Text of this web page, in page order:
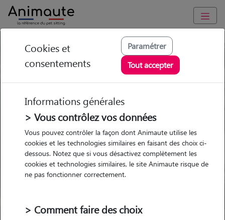
Trouvez votre gardien idéal !
Garde
chez le Pet Sitter
Garde
chez le Pet Sitter Visites
Visites
Pour quel animal ?
Cookies et
consentements
Paramétrer
Tout accepter
Informations générales
> Vous contrôlez vos données
Vous pouvez contrôler la façon dont Animaute utilise les
cookies et les technologies similaires en faisant des choix ci-
dessous. Notez que si vous désactivez complètement les
cookies et technologies similaires, le site Animaute risque de
ne pas fonctionner correctement.
> Comment faire des choix